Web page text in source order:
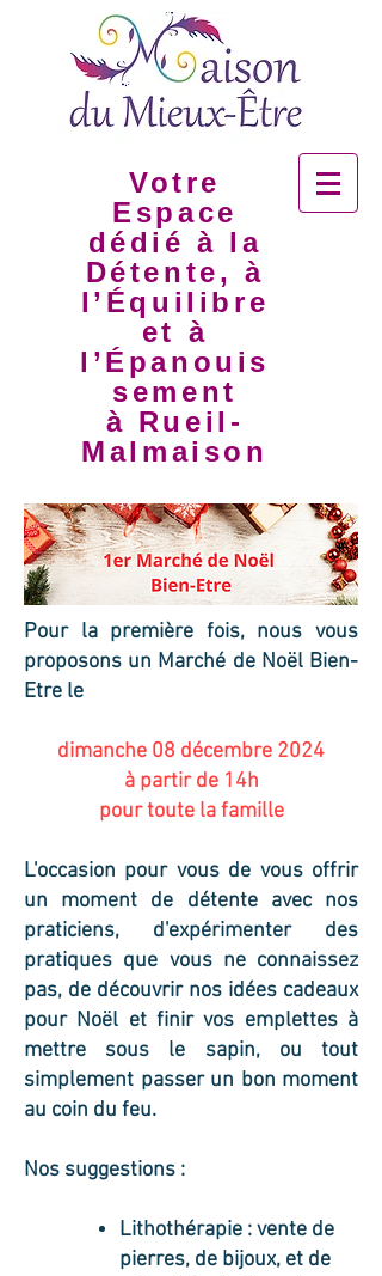
Votre
Espace
dédié à la
Détente, à
l’Équilibre
et à
l’Épanouis
sement
à Rueil-
Malmaison
Pour la première fois, nous vous
proposons un Marché de Noël Bien-
Etre le
dimanche 08 décembre 2024
à partir de 14h
pour toute la famille
L'occasion pour vous de vous offrir
un moment de détente avec nos
praticiens, d'expérimenter des
pratiques que vous ne connaissez
pas, de découvrir nos idées cadeaux
pour Noël et finir vos emplettes à
mettre sous le sapin, ou tout
simplement passer un bon moment
au coin du feu.
Nos suggestions :
Lithothérapie : vente de
pierres, de bijoux, et de